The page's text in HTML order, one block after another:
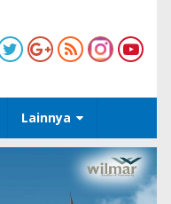
Lainnya